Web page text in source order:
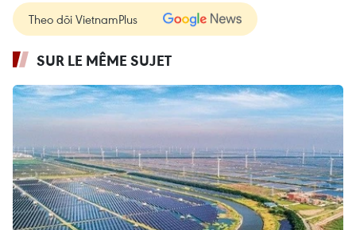
Theo dõi VietnamPlus
SUR LE MÊME SUJET